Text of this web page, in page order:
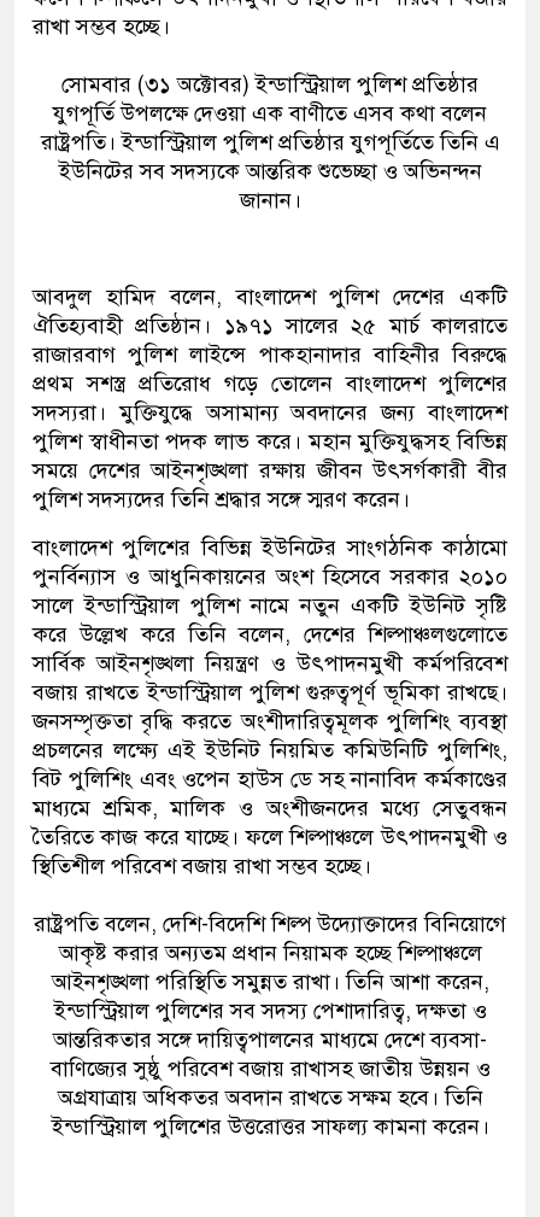
রাখা সম্ভব হচ্ছে।
সোমবার (৩১ অক্টোবর) ইন্ডাস্ট্রিয়াল পুলিশ প্রতিষ্ঠার
যুগপূর্তি উপলক্ষে দেওয়া এক বাণীতে এসব কথা বলেন
রাষ্ট্রপতি। ইন্ডাস্ট্রিয়াল পুলিশ প্রতিষ্ঠার যুগপূর্তিতে তিনি এ
ইউনিটের সব সদস্যকে আন্তরিক শুভেচ্ছা ও অভিনন্দন
জানান।
আবদুল হামিদ বলেন, বাংলাদেশ পুলিশ দেশের একটি
ঐতিহ্যবাহী প্রতিষ্ঠান। ১৯৭১ সালের ২৫ মার্চ কালরাতে
রাজারবাগ পুলিশ লাইন্সে পাকহানাদার বাহিনীর বিরুদ্ধে
প্রথম সশস্ত্র প্রতিরোধ গড়ে তোলেন বাংলাদেশ পুলিশের
সদস্যরা। মুক্তিযুদ্ধে অসামান্য অবদানের জন্য বাংলাদেশ
পুলিশ স্বাধীনতা পদক লাভ করে। মহান মুক্তিযুদ্ধসহ বিভিন্ন
সময়ে দেশের আইনশৃঙ্খলা রক্ষায় জীবন উৎসর্গকারী বীর
পুলিশ সদস্যদের তিনি শ্রদ্ধার সঙ্গে স্মরণ করেন।
বাংলাদেশ পুলিশের বিভিন্ন ইউনিটের সাংগঠনিক কাঠামো
পুনর্বিন্যাস ও আধুনিকায়নের অংশ হিসেবে সরকার ২০১০
সালে ইন্ডাস্ট্রিয়াল পুলিশ নামে নতুন একটি ইউনিট সৃষ্টি
করে উল্লেখ করে তিনি বলেন, দেশের শিল্পাঞ্চলগুলোতে
সার্বিক আইনশৃঙ্খলা নিয়ন্ত্রণ ও উৎপাদনমুখী কর্মপরিবেশ
বজায় রাখতে ইন্ডাস্ট্রিয়াল পুলিশ গুরুত্বপূর্ণ ভূমিকা রাখছে।
জনসম্পৃক্ততা বৃদ্ধি করতে অংশীদারিত্বমূলক পুলিশিং ব্যবস্থা
প্রচলনের লক্ষ্যে এই ইউনিট নিয়মিত কমিউনিটি পুলিশিং,
বিট পুলিশিং এবং ওপেন হাউস ডে সহ নানাবিদ কর্মকাণ্ডের
মাধ্যমে শ্রমিক, মালিক ও অংশীজনদের মধ্যে সেতুবন্ধন
তৈরিতে কাজ করে যাচ্ছে। ফলে শিল্পাঞ্চলে উৎপাদনমুখী ও
স্থিতিশীল পরিবেশ বজায় রাখা সম্ভব হচ্ছে।
রাষ্ট্রপতি বলেন, দেশি-বিদেশি শিল্প উদ্যোক্তাদের বিনিয়োগে
আকৃষ্ট করার অন্যতম প্রধান নিয়ামক হচ্ছে শিল্পাঞ্চলে
আইনশৃঙ্খলা পরিস্থিতি সমুন্নত রাখা। তিনি আশা করেন,
ইন্ডাস্ট্রিয়াল পুলিশের সব সদস্য পেশাদারিত্ব, দক্ষতা ও
আন্তরিকতার সঙ্গে দায়িত্বপালনের মাধ্যমে দেশে ব্যবসা-
বাণিজ্যের সুষ্ঠু পরিবেশ বজায় রাখাসহ জাতীয় উন্নয়ন ও
অগ্রযাত্রায় অধিকতর অবদান রাখতে সক্ষম হবে। তিনি
ইন্ডাস্ট্রিয়াল পুলিশের উত্তরোত্তর সাফল্য কামনা করেন।